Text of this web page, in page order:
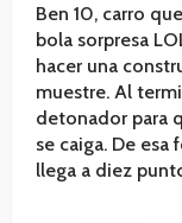
Ben 10, carro
bola sorpresa
hacer una
muestre. Al
detonador para
se caiga. De esa
llega a diez